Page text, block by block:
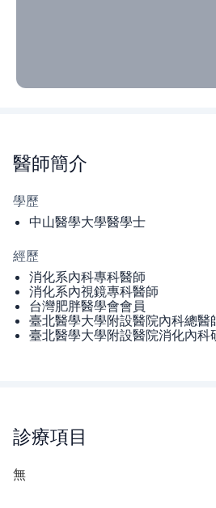
醫師簡介
學歷
中山醫學大學醫學士
經歷
消化系內科專科醫師
消化系內視鏡專科醫師
台灣肥胖醫學會會員
臺北醫學大學附設醫院內科總醫
臺北醫學大學附設醫院消化內科
診療項目
無